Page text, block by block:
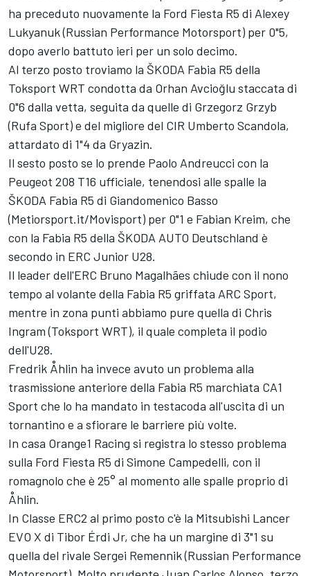
ha preceduto nuovamente la Ford Fiesta R5 di Alexey
Lukyanuk (Russian Performance Motorsport) per 0"5,
dopo averlo battuto ieri per un solo decimo.
Al terzo posto troviamo la ŠKODA Fabia R5 della
Toksport WRT condotta da Orhan Avcioğlu staccata di
0"6 dalla vetta, seguita da quelle di Grzegorz Grzyb
(Rufa Sport) e del migliore del CIR Umberto Scandola,
attardato di 1"4 da Gryazin.
Il sesto posto se lo prende Paolo Andreucci con la
Peugeot 208 T16 ufficiale, tenendosi alle spalle la
ŠKODA Fabia R5 di Giandomenico Basso
(Metiorsport.it/Movisport) per 0"1 e Fabian Kreim, che
con la Fabia R5 della ŠKODA AUTO Deutschland è
secondo in ERC Junior U28.
Il leader dell'ERC Bruno Magalhães chiude con il nono
tempo al volante della Fabia R5 griffata ARC Sport,
mentre in zona punti abbiamo pure quella di Chris
Ingram (Toksport WRT), il quale completa il podio
dell'U28.
Fredrik Åhlin ha invece avuto un problema alla
trasmissione anteriore della Fabia R5 marchiata CA1
Sport che lo ha mandato in testacoda all'uscita di un
tornantino e a sfiorare le barriere più volte.
In casa Orange1 Racing si registra lo stesso problema
sulla Ford Fiesta R5 di Simone Campedelli, con il
romagnolo che è 25° al momento alle spalle proprio di
Åhlin.
In Classe ERC2 al primo posto c'è la Mitsubishi Lancer
EVO X di Tibor Érdi Jr, che ha un margine di 3"1 su
quella del rivale Sergei Remennik (Russian Performance